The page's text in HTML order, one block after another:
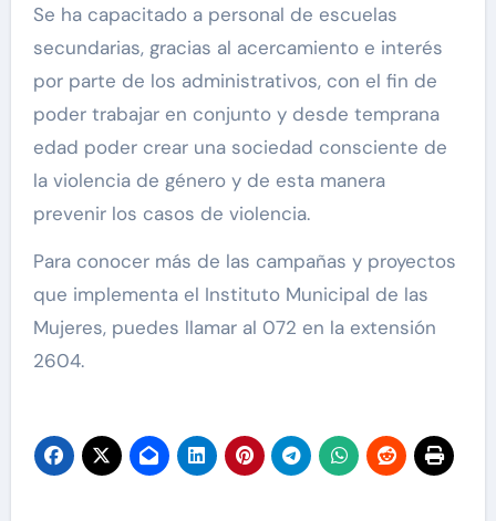
Se ha capacitado a personal de escuelas
secundarias, gracias al acercamiento e interés
por parte de los administrativos, con el fin de
poder trabajar en conjunto y desde temprana
edad poder crear una sociedad consciente de
la violencia de género y de esta manera
prevenir los casos de violencia.
Para conocer más de las campañas y proyectos
que implementa el Instituto Municipal de las
Mujeres, puedes llamar al 072 en la extensión
2604.